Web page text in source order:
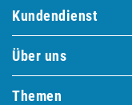
Kundendienst
Über uns
Themen